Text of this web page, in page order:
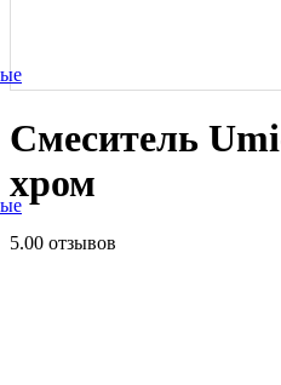
Смеситель
хром
5.00 отзывов